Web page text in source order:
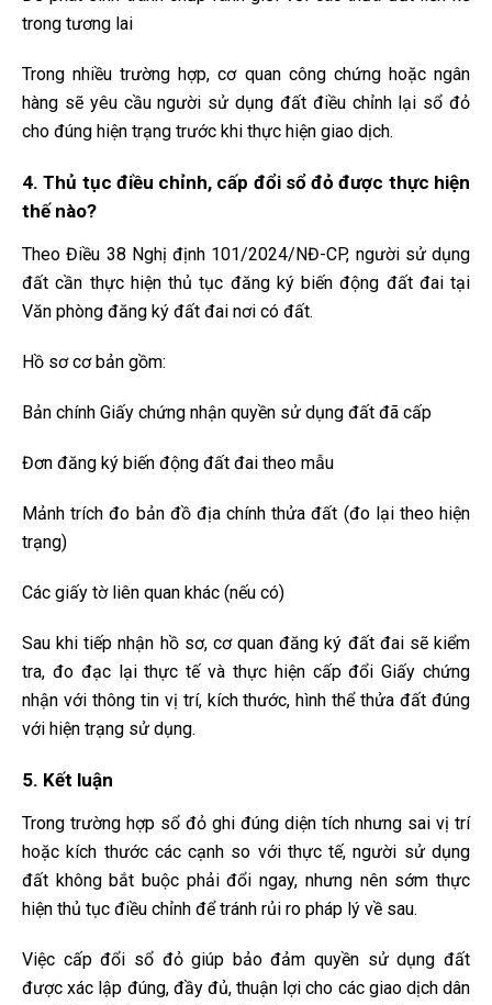
trong tương lai
Trong nhiều trường hợp, cơ quan công chứng hoặc ngân
hàng sẽ yêu cầu người sử dụng đất điều chỉnh lại sổ đỏ
cho đúng hiện trạng trước khi thực hiện giao dịch.
4. Thủ tục điều chỉnh, cấp đổi sổ đỏ được thực hiện
thế nào?
Theo Điều 38 Nghị định 101/2024/NĐ-CP, người sử dụng
đất cần thực hiện thủ tục đăng ký biến động đất đai tại
Văn phòng đăng ký đất đai nơi có đất.
Hồ sơ cơ bản gồm:
Bản chính Giấy chứng nhận quyền sử dụng đất đã cấp
Đơn đăng ký biến động đất đai theo mẫu
Mảnh trích đo bản đồ địa chính thửa đất (đo lại theo hiện
trạng)
Các giấy tờ liên quan khác (nếu có)
Sau khi tiếp nhận hồ sơ, cơ quan đăng ký đất đai sẽ kiểm
tra, đo đạc lại thực tế và thực hiện cấp đổi Giấy chứng
nhận với thông tin vị trí, kích thước, hình thể thửa đất đúng
với hiện trạng sử dụng.
5. Kết luận
Trong trường hợp sổ đỏ ghi đúng diện tích nhưng sai vị trí
hoặc kích thước các cạnh so với thực tế, người sử dụng
đất không bắt buộc phải đổi ngay, nhưng nên sớm thực
hiện thủ tục điều chỉnh để tránh rủi ro pháp lý về sau.
Việc cấp đổi sổ đỏ giúp bảo đảm quyền sử dụng đất
được xác lập đúng, đầy đủ, thuận lợi cho các giao dịch dân